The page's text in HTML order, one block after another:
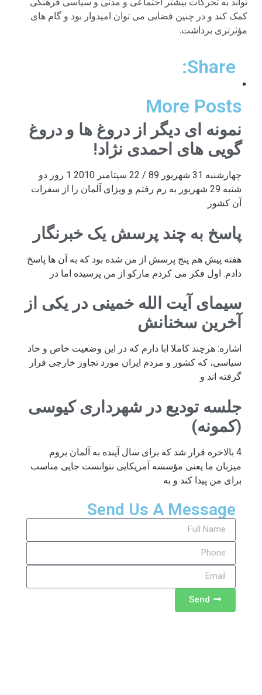
کمک کند و در چنین فضایی می توان امیدوار بود و گام های
مؤثرتری برداشت.
Share:
More Posts
نمونه ای دیگر از دروغ ها و دروغ
گویی های احمدی نژاد!
چهارشنبه 31 شهریور 89 / 22 سپتامبر 2010 1 روز دو
شنبه 29 شهریور به رم رفتم و ویزای آلمان را از سفرات
آن کشور
پاسخ به چند پرسش یک خبرنگار
هفته پیش هم پنج پرسش از من شده بود که به آن ها پاسخ
دادم. اول فکر می کردم مارکو از من پرسیده اما در
سیمای آیت الله خمینی در یکی از
آخرین سخنانش
اشاره: هرچند کاملا ابا دارم که در این وضعیت خاص و حاد
سیاسی، که کشور و مردم ایران مورد تجاوز خارجی قرار
گرفته اند و
جلسه تودیع در شهرداری کیوسی
(کمونه)
4 بالاخره قرار شد که برای سال آینده به آلمان بروم.
میزبان ما یعنی مؤسسه آمریکایی نتوانست جایی مناسب
برای من پیدا کند و به
Send Us A Message
Send